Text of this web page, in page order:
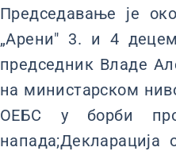
Председавање је
„Арени" 3. и 4
председник Владе
на министарском
ОЕБС у борби